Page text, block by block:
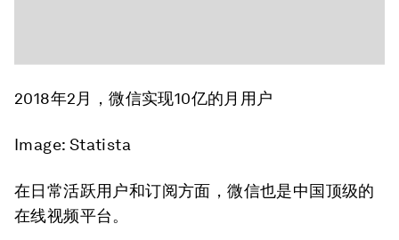
2018年2月，微信实现10亿的月用户
Image: Statista
在日常活跃用户和订阅方面，微信也是中国顶级的
在线视频平台。